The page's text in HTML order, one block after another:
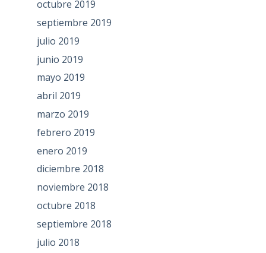
octubre 2019
septiembre 2019
julio 2019
junio 2019
mayo 2019
abril 2019
marzo 2019
febrero 2019
enero 2019
diciembre 2018
noviembre 2018
octubre 2018
septiembre 2018
julio 2018